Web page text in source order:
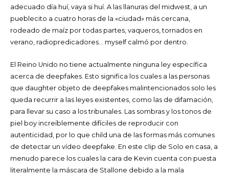
adecuado día huí, vaya si huí. A las llanuras del midwest, a un
pueblecito a cuatro horas de la «ciudad» más cercana,
rodeado de maíz por todas partes, vaqueros, tornados en
verano, radiopredicadores… myself calmó por dentro.
El Reino Unido no tiene actualmente ninguna ley específica
acerca de deepfakes. Esto significa los cuales a las personas
que daughter objeto de deepfakes malintencionados solo les
queda recurrir a las leyes existentes, como las de difamación,
para llevar su caso a los tribunales. Las sombras y los tonos de
piel boy increíblemente difíciles de reproducir con
autenticidad, por lo que child una de las formas más comunes
de detectar un vídeo deepfake. En este clip de Solo en casa, a
menudo parece los cuales la cara de Kevin cuenta con puesta
literalmente la máscara de Stallone debido a la mala